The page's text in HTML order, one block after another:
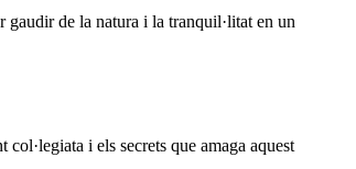
gaudir de la natura i la tranquil·litat en un
i els secrets que amaga aquest